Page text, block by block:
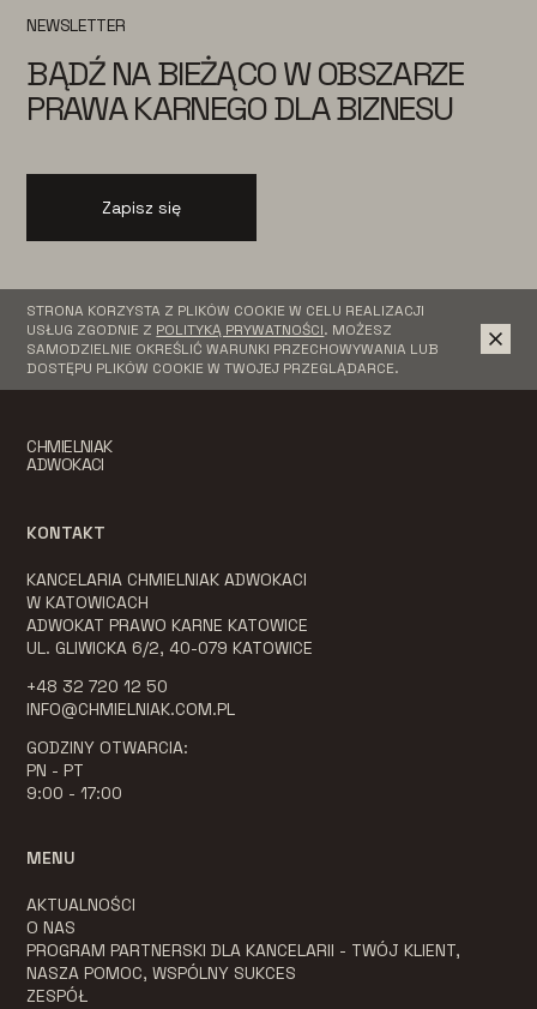
NEWSLETTER
BĄDŹ NA BIEŻĄCO W OBSZARZE
PRAWA KARNEGO DLA BIZNESU
Zapisz się
STRONA KORZYSTA Z PLIKÓW COOKIE W CELU REALIZACJI
USŁUG ZGODNIE Z POLITYKĄ PRYWATNOŚCI. MOŻESZ
SAMODZIELNIE OKREŚLIĆ WARUNKI PRZECHOWYWANIA LUB
DOSTĘPU PLIKÓW COOKIE W TWOJEJ PRZEGLĄDARCE.
CHMIELNIAK
ADWOKACI
KONTAKT
KANCELARIA CHMIELNIAK ADWOKACI
W KATOWICACH
ADWOKAT PRAWO KARNE KATOWICE
UL. GLIWICKA 6/2, 40-079 KATOWICE
+48 32 720 12 50
INFO@CHMIELNIAK.COM.PL
GODZINY OTWARCIA:
PN - PT
9:00 - 17:00
MENU
AKTUALNOŚCI
O NAS
PROGRAM PARTNERSKI DLA KANCELARII - TWÓJ KLIENT,
NASZA POMOC, WSPÓLNY SUKCES
ZESPÓŁ